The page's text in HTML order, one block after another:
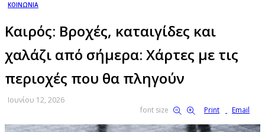
ΚΟΙΝΩΝΙΑ
Καιρός: Βροχές, καταιγίδες και
χαλάζι από σήμερα: Χάρτες με τις
περιοχές που θα πληγούν
Ιουνίου 12, 2026
font size
Print Email